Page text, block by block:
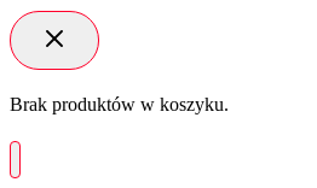
Brak produktów w koszyku.